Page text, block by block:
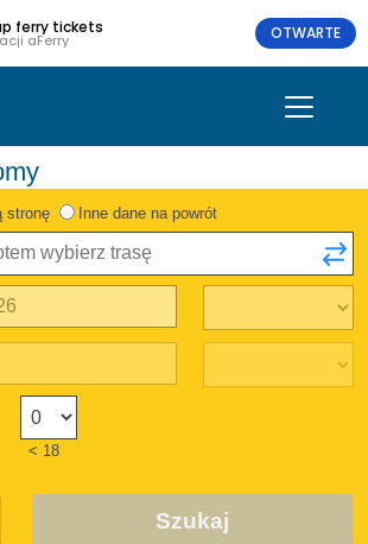
ferry tickets
aFerry OTWARTE
stronę Inne dane na powrót
< 18
Szukaj